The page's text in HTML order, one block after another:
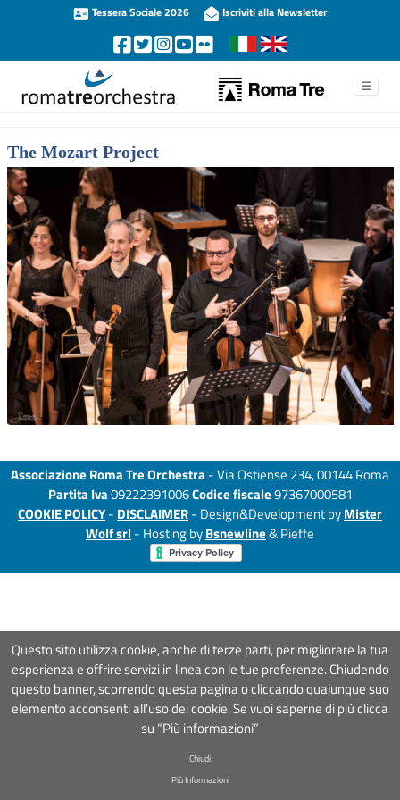
Tessera Sociale 2026 Iscriviti alla Newsletter
The Mozart Project
Associazione Roma Tre Orchestra- Via Ostiense 234, 00144 Roma
Partita Iva09222391006Codice fiscale97367000581
COOKIE POLICY- DISCLAIMER- Design&Development byMister
Wolf srl - Hosting byBsnewline& Pieffe
Questo sito utilizza cookie, anche di terze parti, per migliorare la tua
esperienza e offrire servizi in linea con le tue preferenze. Chiudendo
questo banner, scorrendo questa pagina o cliccando qualunque suo
elemento acconsenti all’uso dei cookie. Se vuoi saperne di più clicca
su “Più informazioni”
Chiudi
Più Informazioni